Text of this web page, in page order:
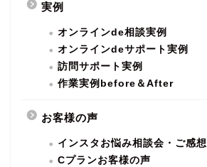
実例
オンラインde相談実例
オンラインdeサポート実例
訪問サポート実例
作業実例before＆After
お客様の声
インスタお悩み相談会・ご感想
Cプランお客様の声